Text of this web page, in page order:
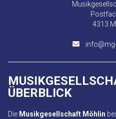
4313
ÜBERBLICK
Die Musikgesellschaft Möhlin